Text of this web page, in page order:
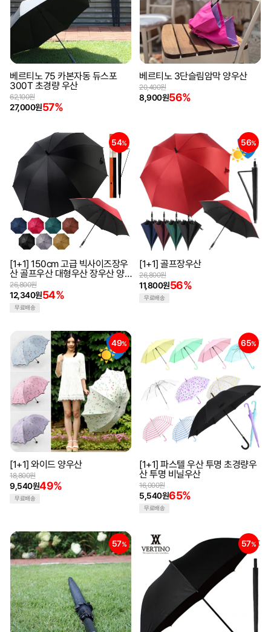
베르티노 75 카본자동 듀스포
300T 초경량 우산
27,000원57%
62,100원
베르티노 3단슬림암막 양우산
8,900원56%
20,400원
54%
[1+1] 150cm 고급 빅사이즈장우
산 골프우산 대형우산 장우산 양
우산 자동우산 선물박스 사은 판
촉물
12,340원54%
26,800원
무료배송
56%
[1+1] 골프장우산
11,800원56%
26,800원
무료배송
49%
[1+1] 와이드 양우산
9,540원49%
18,800원
무료배송
65%
[1+1] 파스텔 우산 투명 초경량우
산 투명 비닐우산
5,540원65%
16,000원
무료배송
57% 57%